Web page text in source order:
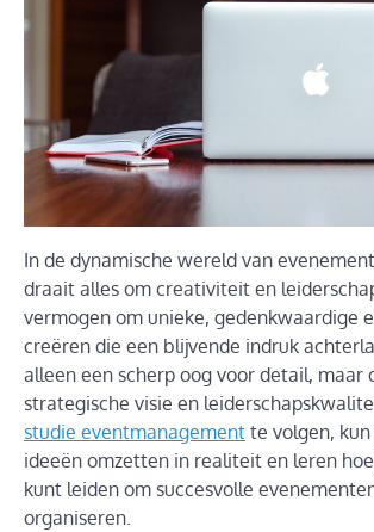
In de dynamische wereld van
draait alles om creativiteit en
vermogen om unieke, gedenkwaardige
creëren die een blijvende indruk
alleen een scherp oog voor detail, maar
strategische visie en
studie eventmanagement te volgen,
ideeën omzetten in realiteit en leren
kunt leiden om succesvolle
organiseren.